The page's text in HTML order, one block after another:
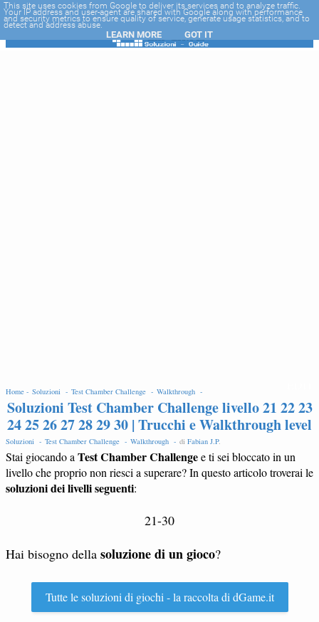
-->
Home - Soluzioni - Test Chamber Challenge - Walkthrough -
Soluzioni Test Chamber Challenge livello 21 22 23
24 25 26 27 28 29 30 | Trucchi e Walkthrough level
Soluzioni - Test Chamber Challenge - Walkthrough - di Fabian J.P.
Stai giocando a Test Chamber Challengee ti sei bloccato in un
livello che proprio non riesci a superare? In questo articolo troverai le
soluzioni dei livelli seguenti:
21-30
Hai bisogno della soluzione di un gioco?
Tutte le soluzioni di giochi - la raccolta di dGame.it
This site uses cookies from Google to deliver its services and to analyze traffic.
Your IP address and user-agent are shared with Google along with performance
and security metrics to ensure quality of service, generate usage statistics, and to
detect and address abuse.
LEARN MORE GOT IT